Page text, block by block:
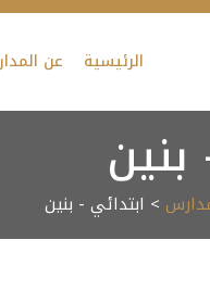
الرئيسية عن
> ابتدائي - بنين